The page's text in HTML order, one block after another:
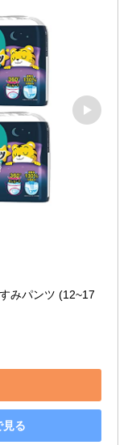
みパンツ (12~17
る